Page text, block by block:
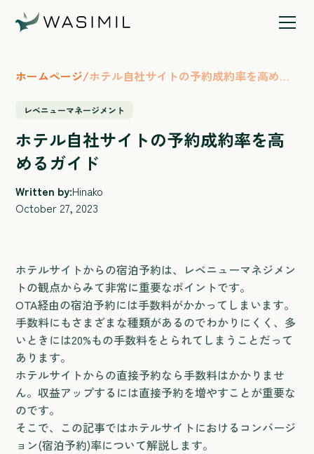
ホームページ/ホテル自社サイトの予約成約率を高める
ガイド
レベニューマネージメント
ホテル自社サイトの予約成約率を高
めるガイド
Written by:Hinako
October 27, 2023
ホテルサイトからの宿泊予約は、レベニューマネジメン
トの観点からみて非常に重要なポイントです。
OTA経由の宿泊予約には手数料がかかってしまいます。
手数料にもさまざまな種類があるのでわかりにくく、多
いときには20%もの手数料をとられてしまうことだって
あります。
ホテルサイトからの直接予約なら手数料はかかりませ
ん。収益アップするには直接予約を増やすことが重要な
のです。
そこで、この記事ではホテルサイトにおけるコンバージ
ョン(宿泊予約)率について解説します。